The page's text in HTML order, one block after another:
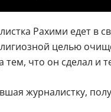
Рахими едет
целью
что он сделал и
журналистку,